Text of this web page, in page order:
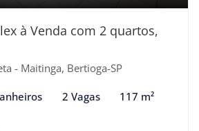
à Venda com 2 quartos,
- Maitinga, Bertioga-SP
2 Vagas 117 m²